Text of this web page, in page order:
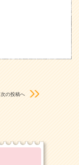
次の投稿へ